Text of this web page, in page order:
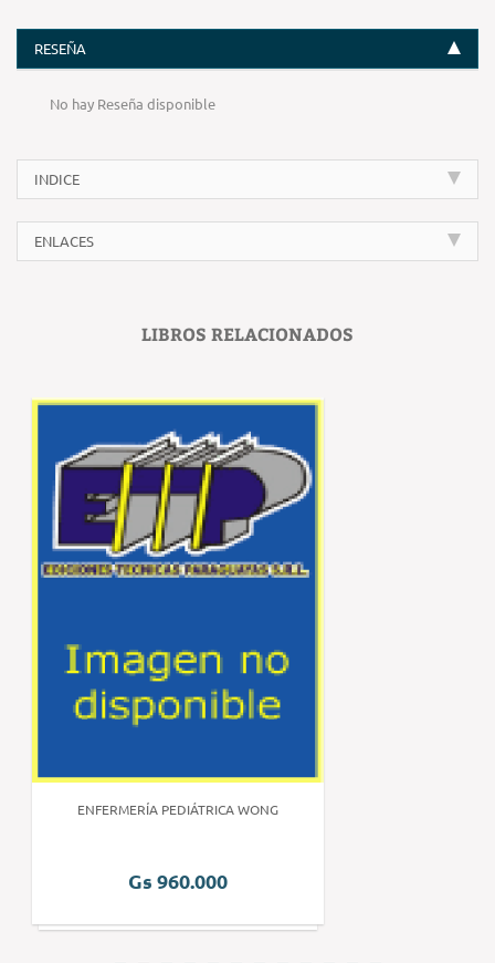
RESEÑA
No hay Reseña disponible
INDICE
ENLACES
LIBROS RELACIONADOS
ENFERMERÍA PEDIÁTRICA WONG
Gs 960.000